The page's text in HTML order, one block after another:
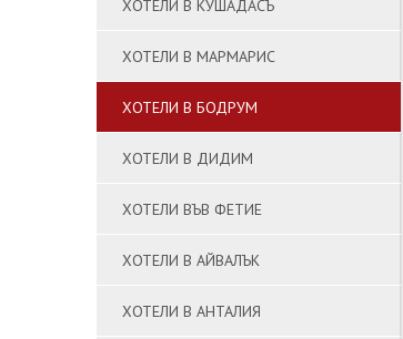
ХОТЕЛИ В КУШАДАСЪ
ХОТЕЛИ В МАРМАРИС
ХОТЕЛИ В БОДРУМ
ХОТЕЛИ В ДИДИМ
ХОТЕЛИ ВЪВ ФЕТИЕ
ХОТЕЛИ В АЙВАЛЪК
ХОТЕЛИ В АНТАЛИЯ